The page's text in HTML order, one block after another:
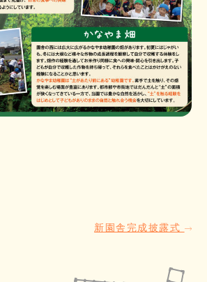
新園舎完成披露式